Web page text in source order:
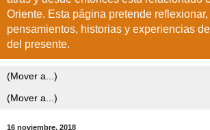
Oriente. Esta página pretende
pensamientos, historias y experiencias
del presente.
16 noviembre, 2018